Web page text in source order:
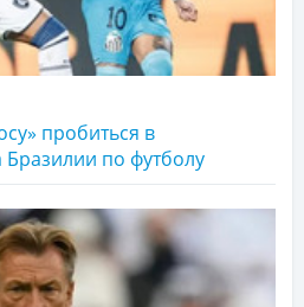
пробиться в
Бразилии по футболу